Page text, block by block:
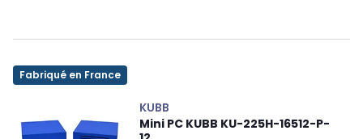
Fabriqué en France
KUBB
Mini PC KUBB KU-225H-16512-P-